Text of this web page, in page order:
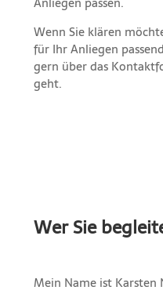
Wenn Sie klären
für Ihr Anliegen
gern über das
geht.
Wer Sie
Mein Name ist Karsten